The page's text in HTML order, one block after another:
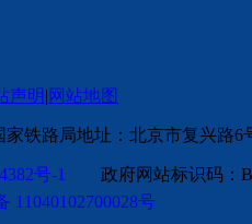
声明|网站地图
家铁路局地址：北京市复兴路6
号-1
政府网站标识码
11040102700028号